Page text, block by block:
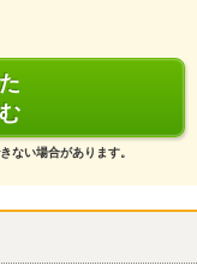
ない場合があります。